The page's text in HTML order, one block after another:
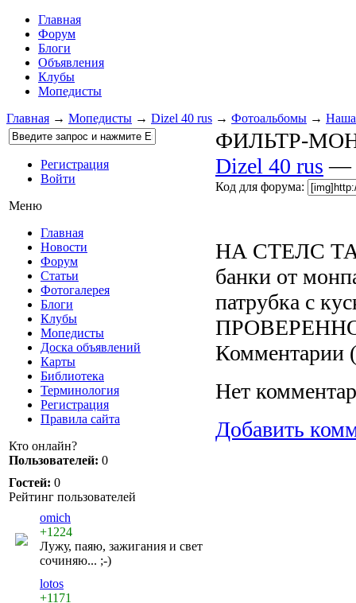
Главная
Форум
Блоги
Объявления
Клубы
Мопедисты
Главная → Мопедисты → Dizel 40 rus → Фотоальбомы → Наша
Регистрация
Войти
Меню
Главная
Новости
Форум
Статьи
Фотогалерея
Блоги
Клубы
Мопедисты
Доска объявлений
Карты
Библиотека
Терминология
Регистрация
Правила сайта
Кто онлайн?
Пользователей: 0
Гостей: 0
Рейтинг пользователей
omich
+1224
Лужу, паяю, зажигания и свет
сочиняю... ;-)
lotos
+1171
ФИЛЬТР-
Dizel 40 rus —
Код для форума:
НА СТЕЛС
банки от
патрубка с
Комментарии (
Нет
Добавить